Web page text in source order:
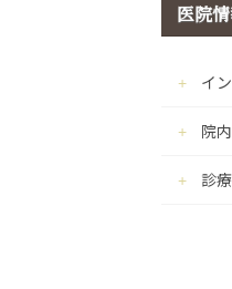
医院
イ
院
診